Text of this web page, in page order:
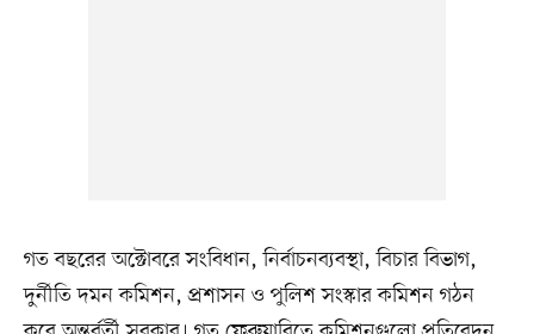
গত বছরের অক্টোবরে সংবিধান, নির্বাচনব্যবস্থা, বিচার বিভাগ,
দুর্নীতি দমন কমিশন, প্রশাসন ও পুলিশ সংস্কার কমিশন গঠন